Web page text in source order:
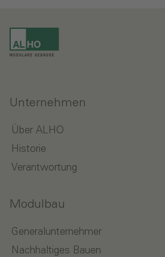
Unternehmen
Über ALHO
Historie
Verantwortung
Modulbau
Generalunternehmer
Nachhaltiges Bauen